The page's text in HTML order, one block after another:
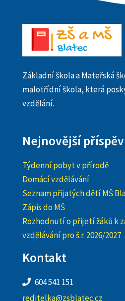
Základní škola a Mateřská
malotřídní škola, která
vzdělání.
Nejnovější
Týdenní pobyt v přírodě
Domácí vzdělávání
Seznam přijatých dětí MŠ
Zápis do MŠ
Rozhodnutí o přijetí žáků k
vzdělávání pro š.r. 2026/2027
Kontakt
604 541 151
reditelka@zsblatec.cz